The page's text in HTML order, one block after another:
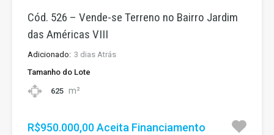
Cód. 526 – Vende-se Terreno no Bairro Jardim
das Américas VIII
Adicionado: 3 dias Atrás
Tamanho do Lote
625 m²
R$950.000,00 Aceita Financiamento